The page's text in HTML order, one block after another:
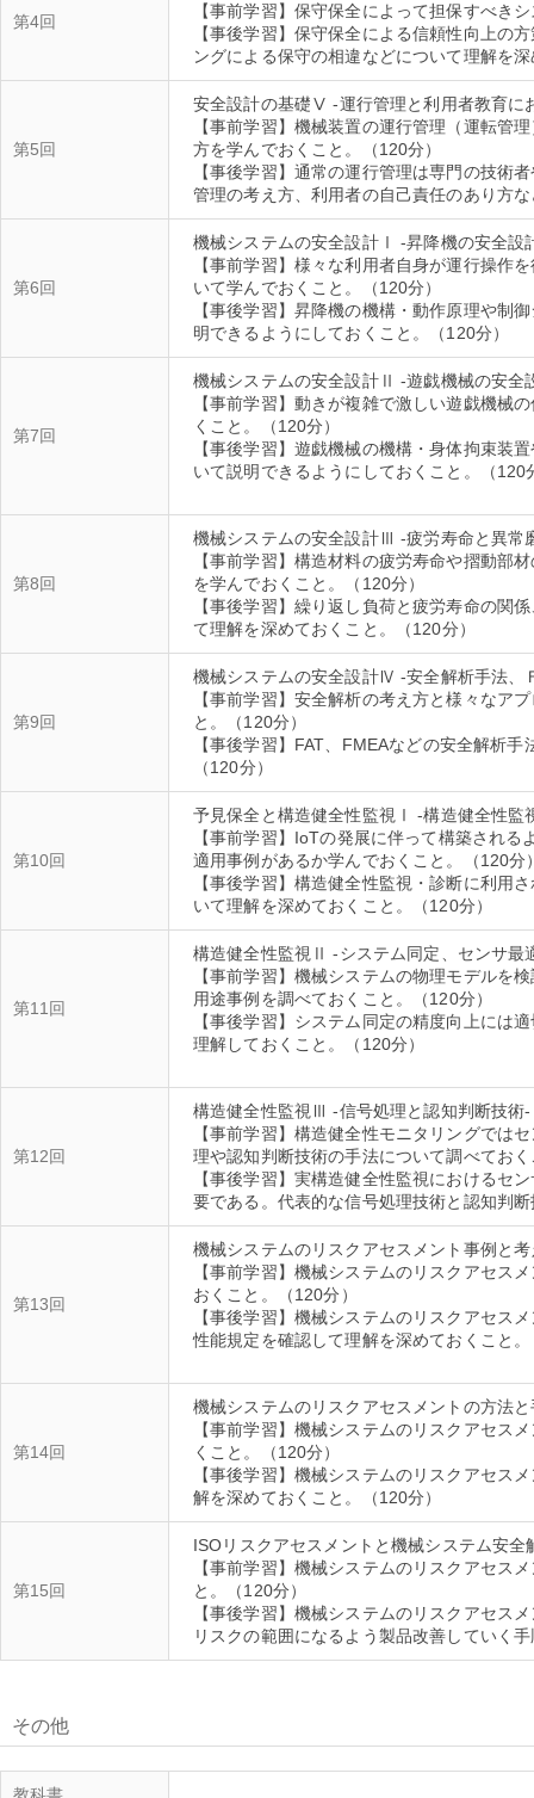
第4回
【事前学習】保守保全によって担保すべき
【事後学習】保守保全による信頼性向上の
第5回
安全設計の基礎Ⅴ -運行管理と利用者教育に
【事前学習】機械装置の運行管理（運転管
方を学んでおくこと。（120分）
【事後学習】通常の運行管理は専門の技術
第6回
機械システムの安全設計Ⅰ -昇降機の安全設
【事前学習】様々な利用者自身が運行操作
いて学んでおくこと。（120分）
【事後学習】昇降機の機構・動作原理や制
第7回
機械システムの安全設計Ⅱ -遊戯機械の安全
【事前学習】動きが複雑で激しい遊戯機械
くこと。（120分）
【事後学習】遊戯機械の機構・身体拘束装
いて説明できるようにしておくこと。（120
第8回
機械システムの安全設計Ⅲ -疲労寿命と異常
【事前学習】構造材料の疲労寿命や摺動部
を学んでおくこと。（120分）
【事後学習】繰り返し負荷と疲労寿命の関
第9回
機械システムの安全設計Ⅳ -安全解析手法、
【事前学習】安全解析の考え方と様々なア
と。（120分）
【事後学習】FAT、FMEAなどの安全解析
第10回
予見保全と構造健全性監視Ⅰ -構造健全性監
【事前学習】IoTの発展に伴って構築され
適用事例があるか学んでおくこと。（120分
【事後学習】構造健全性監視・診断に利用
第11回
構造健全性監視Ⅱ -システム同定、センサ最
【事前学習】機械システムの物理モデルを
用途事例を調べておくこと。（120分）
【事後学習】システム同定の精度向上には
理解しておくこと。（120分）
第12回
構造健全性監視Ⅲ -信号処理と認知判断技術-
【事前学習】構造健全性モニタリングでは
理や認知判断技術の手法について調べてお
【事後学習】実構造健全性監視におけるセ
第13回
機械システムのリスクアセスメント事例と
【事前学習】機械システムのリスクアセス
おくこと。（120分）
【事後学習】機械システムのリスクアセス
性能規定を確認して理解を深めておく
第14回
機械システムのリスクアセスメントの方法
【事前学習】機械システムのリスクアセス
くこと。（120分）
【事後学習】機械システムのリスクアセス
第15回
ISOリスクアセスメントと機械システム安全
【事前学習】機械システムのリスクアセス
と。（120分）
【事後学習】機械システムのリスクアセス
その他